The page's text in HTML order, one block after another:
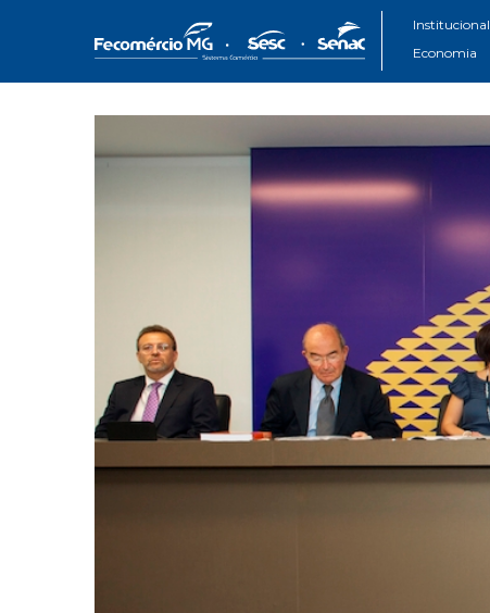
Institucional
Economia